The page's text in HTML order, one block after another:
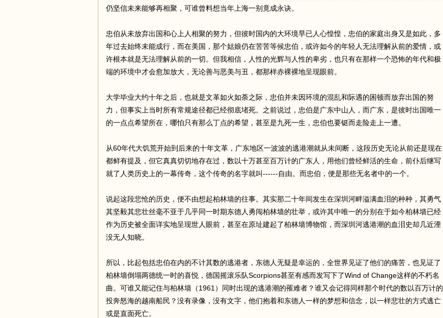
仍坚信未来能够再相聚，可谁曾料想当年上海一别竟成永诀。
忠伯从未放弃出国和心上人相聚的努力，但彼时国内的大环境早已人心惶惶，忠伯的家庭出身又是如此，多
年过去始终未能成行，而在美国，那个姑娘仍在苦苦等候忠伯，或许如今的年轻人无法理解从前的爱情，或
许根本就是无法理解从前的一切。但我相信，人性的光辉与人性的卑劣，也只有在那样一个恐怖的年代和极
端的环境中才会愈加放大，无论善与恶美与丑，都那样赤裸裸地呈现眼前。
大学毕业大约十年之后，也就是文革如火如荼之际，忠伯并未因环境的混乱和际遇的困顿而放弃出国的努
力，但事实上当时所有常规途径都已经彻底堵死。之前说过，忠伯是广东中山人，而广东，是彼时出国唯一
的一点点希望所在，哪怕只有那么丁点的希望，甚至是九死一生，忠伯也要铤而走险走上一遭。
从60年代大饥荒开始到后来的十年文革，广东地区一波波的逃港潮就从未间断，这段历史无论从前还是现在
都鲜有提及，但它真真切切地存在过，数以十万甚至百万计的广东人，用他们曾经鲜活的生命，前仆后继写
就了人类历史上的一幕传奇，这个传奇的名字就叫------自由。而忠伯，便是那些无名者中的一个。
说起这段悲怆的历史，便不由想起柏林墙的往事。其实那二十年间发生在深圳河畔溢满血泪的种种，其勇气
其坚毅其悲壮丝毫不亚于几乎同一时期东德人勇闯柏林墙的壮举，或许其中唯一的分别在于如今柏林墙已经
作为历史被全面详实地呈现世人眼前，甚至在原址建起了柏林墙博物馆，而深圳河逃港潮的血泪史却几近湮
没无人知晓。
所以，比起包括忠伯在内的不计其数的逃港者，东德人无疑是幸运的，全世界见证了他们的痛苦，也见证了
柏林墙倒塌两德统一时的喜悦，德国摇滚乐队Scorpions甚至有感而发写下了Wind of Change这样的不朽名
曲。可谁又能记住与柏林墙（1961）同时出现的逃港潮的罹难者？谁又会记得同样那个时代的数以百万计的
投奔怒海的越南船民？没有录像，没有文字，他们抱着和东德人一样的梦想和信念，以一样悲壮的方式逃亡
或是直面死亡。